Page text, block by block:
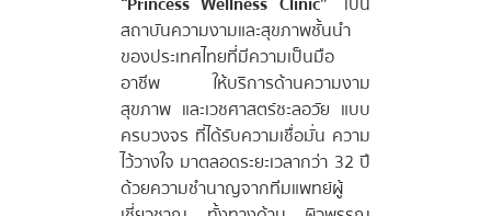
สถาบันความงามและสุขภาพชั้นนำ
ของประเทศไทยที่มีความเป็นมือ
อาชีพ ให้บริการด้านความงาม
สุขภาพ และเวชศาสตร์ชะลอวัย แบบ
ครบวงจร ที่ได้รับความเชื่อมั่น ความ
ไว้วางใจ มาตลอดระยะเวลากว่า 32 ปี
ด้วยความชำนาญจากทีมแพทย์ผู้